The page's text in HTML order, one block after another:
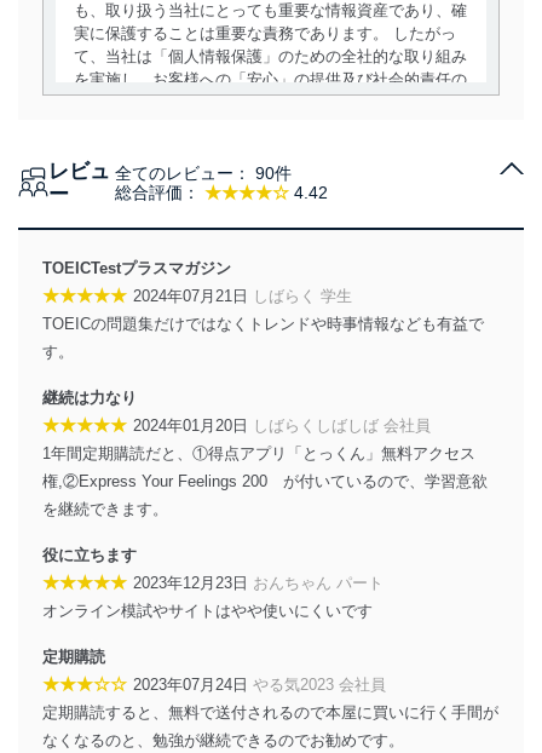
も、取り扱う当社にとっても重要な情報資産であり、確
実に保護することは重要な責務であります。 したがっ
て、当社は「個人情報保護」のための全社的な取り組み
を実施し、お客様への「安心」の提供及び社会的責任の
当社は、個人情報の取得・利用・提供に際して、その利
達成に必要な範囲内で適法かつ公正な手段によって取
得・利用・提供を行います。また、当社が保有している
個人情報は、同意を得ずに目的外利用、第三者への提
供・開示は行いません。当社においてはこれらの取り組
みを確実にするため、従業者等の教育を徹底してまいり
法令遵守
当社は、個人情報に関連する法令、国が定める指針及び
その他の規範を遵守します。また、当社の管理の仕組み
に、これらの法令及びその他の規範を常に適合させま
個人情報の安全管理措置
当社は、個人情報の正確性及び安全性を確保するため
施し、個人情報の漏えい、滅失またはき損の防止及び是
正に努めます。
アクセス制御
個人データを取り扱うことのできる機器及び当該
レビュ
ー
総合評価： ★★★★☆ 4.42
全てのレビュー： 90件
TOEICTestプラスマガジン
★★★★★ 2024年07月21日 しばらく 学生
TOEICの問題集だけではなくトレンドや時事情報なども有益で
す。
継続は力なり
★★★★★ 2024年01月20日 しばらくしばしば 会社員
1年間定期購読だと、①得点アプリ「とっくん」無料アクセス
権,②Express Your Feelings 200 が付いているので、学習意欲
を継続できます。
役に立ちます
★★★★★ 2023年12月23日 おんちゃん パート
オンライン模試やサイトはやや使いにくいです
定期購読
★★★☆☆ 2023年07月24日 やる気2023 会社員
定期購読すると、無料で送付されるので本屋に買いに行く手間が
なくなるのと、勉強が継続できるのでお勧めです。